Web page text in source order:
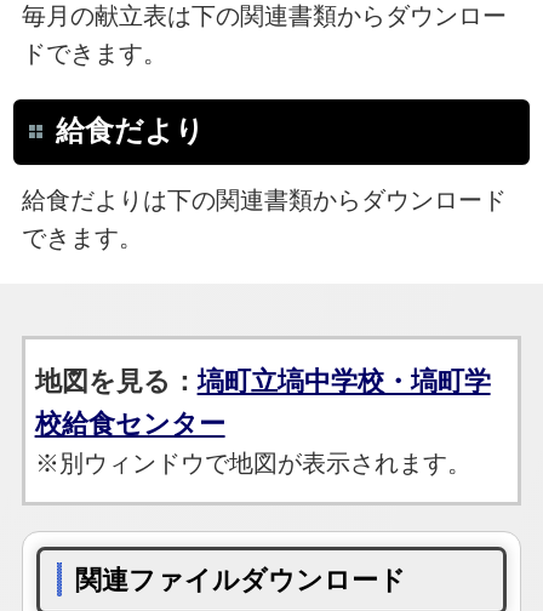
毎月の献立表は下の関連書類からダウンロー
ドできます。
給食だより
給食だよりは下の関連書類からダウンロード
できます。
地図を見る：塙町立塙中学校・塙町学
校給食センター
※別ウィンドウで地図が表示されます。
関連ファイルダウンロード